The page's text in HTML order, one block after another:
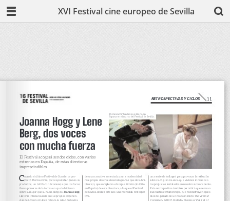
XVI Festival cine europeo de Sevilla